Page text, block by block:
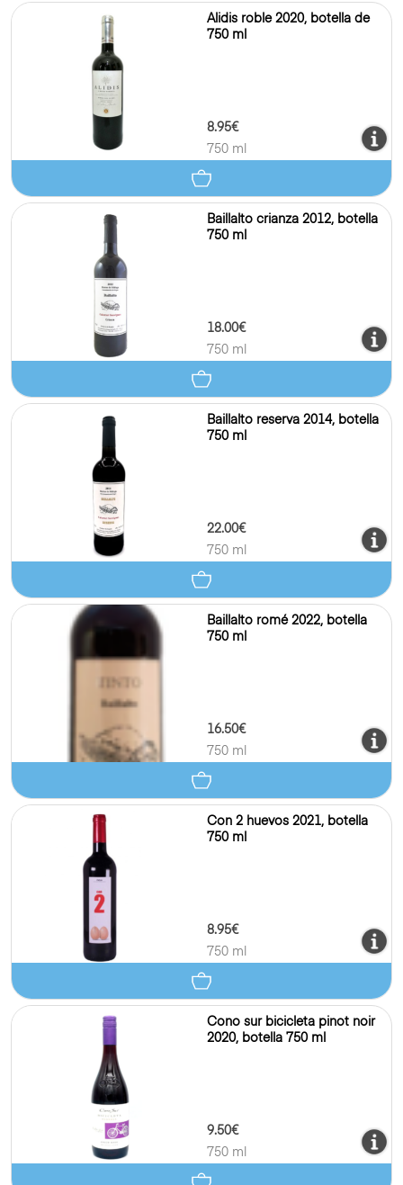
Alidis roble 2020, botella de
750 ml
8.95€
750 ml
Baillalto crianza 2012, botella
750 ml
18.00€
750 ml
Baillalto reserva 2014, botella
750 ml
22.00€
750 ml
Baillalto romé 2022, botella
750 ml
16.50€
750 ml
Con 2 huevos 2021, botella
750 ml
8.95€
750 ml
Cono sur bicicleta pinot noir
2020, botella 750 ml
9.50€
750 ml